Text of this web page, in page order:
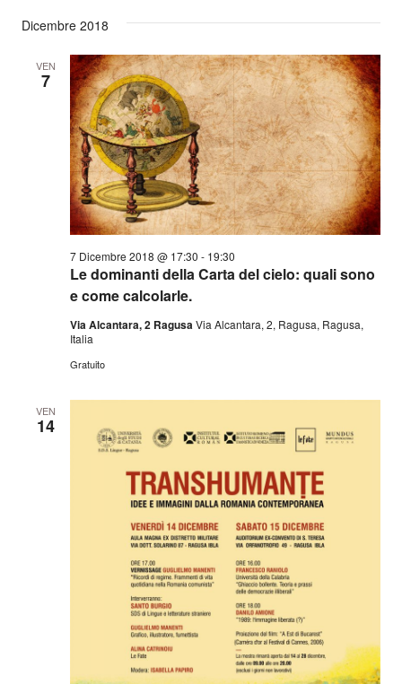
Dicembre 2018
VEN
7
Le dominanti della Carta del cielo: quali sono
e come calcolarle.
7 Dicembre 2018 @ 17:30 - 19:30
Via Alcantara, 2 RagusaVia Alcantara, 2, Ragusa, Ragusa,
Italia
Gratuito
VEN
14